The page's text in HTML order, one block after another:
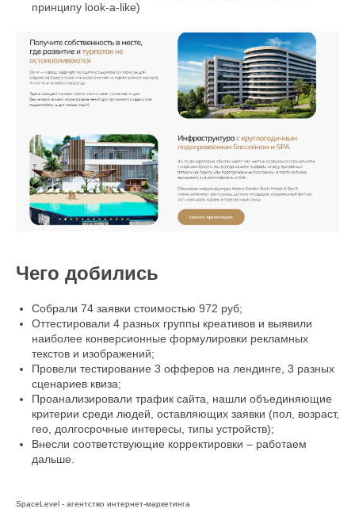
принципу look-a-like)
Чего добились
Собрали 74 заявки стоимостью 972 руб;
Оттестировали 4 разных группы креативов и выявили
наиболее конверсионные формулировки рекламных
текстов и изображений;
Провели тестирование 3 офферов на лендинге, 3 разных
сценариев квиза;
Проанализировали трафик сайта, нашли объединяющие
критерии среди людей, оставляющих заявки (пол, возраст,
гео, долгосрочные интересы, типы устройств);
Внесли соответствующие корректировки – работаем
дальше.
SpaceLevel - агентство интернет-маркетинга